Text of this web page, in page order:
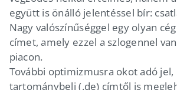
együtt is önálló jelentéssel bír:
Nagy valószínűséggel egy olyan
címet, amely ezzel a szlogennel
piacon.
További optimizmusra okot adó
tartománybeli (.de) címtől is